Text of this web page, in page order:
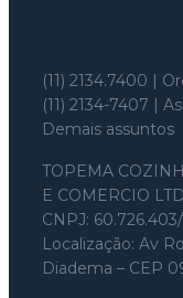
(11) 2134.7400 |
(11) 2134-7407 |
Demais assuntos
TOPEMA
E COMERCIO
CNPJ:
Localização: Av
Diadema – CEP